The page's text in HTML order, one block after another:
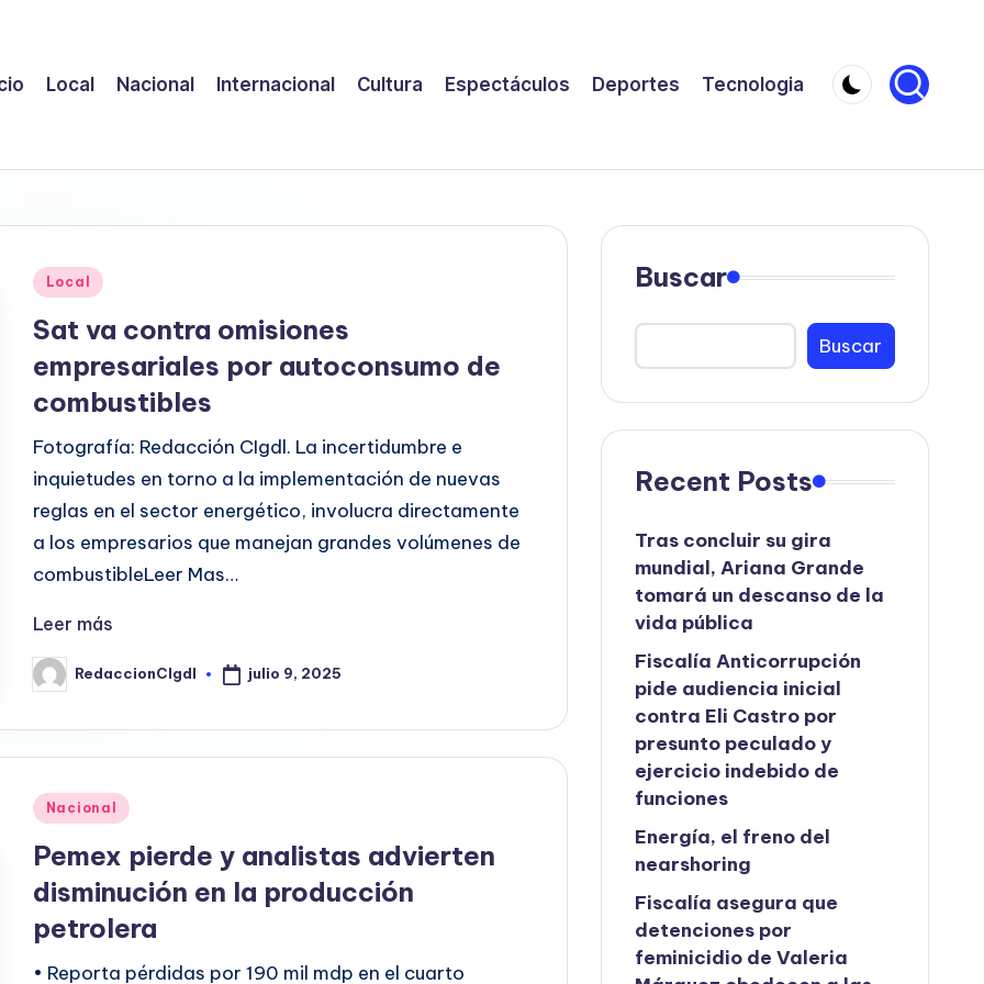
Local Nacional Internacional Cultura Espectáculos Deportes Tecnologia
Publicado
Local
Sat va contra omisiones
empresariales por autoconsumo de
combustibles
Fotografía: Redacción CIgdl. La incertidumbre e
inquietudes en torno a la implementación de nuevas
reglas en el sector energético, involucra directamente
a los empresarios que manejan grandes volúmenes de
combustibleLeer Mas…
Leer más
Publicado
por
RedaccionCIgdl julio 9, 2025
Publicado
Nacional
Pemex pierde y analistas advierten
disminución en la producción
petrolera
• Reporta pérdidas por 190 mil mdp en el cuarto
Buscar
Buscar
Recent Posts
Tras concluir su gira
mundial, Ariana Grande
tomará un descanso de la
vida pública
Fiscalía Anticorrupción
pide audiencia inicial
contra Eli Castro por
presunto peculado y
ejercicio indebido de
funciones
Energía, el freno del
nearshoring
Fiscalía asegura que
detenciones por
feminicidio de Valeria